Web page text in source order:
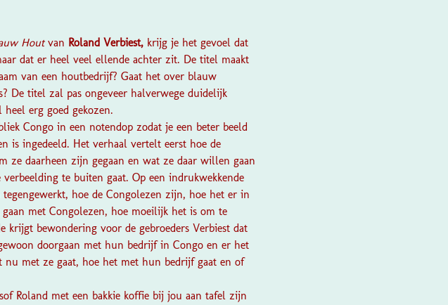
Hout van Roland Verbiest, krijg je het gevoel dat
dat er heel veel ellende achter zit. De titel maakt
van een houtbedrijf? Gaat het over blauw
De titel zal pas ongeveer halverwege duidelijk
erg goed gekozen.
Congo in een notendop zodat je een beter beeld
is ingedeeld. Het verhaal vertelt eerst hoe de
ze daarheen zijn gegaan en wat ze daar willen gaan
te buiten gaat. Op een indrukwekkende
hoe de Congolezen zijn, hoe het er in
met Congolezen, hoe moeilijk het is om te
bewondering voor de gebroeders Verbiest dat
doorgaan met hun bedrijf in Congo en er het
nu met ze gaat, hoe het met hun bedrijf gaat en of
Roland met een bakkie koffie bij jou aan tafel zijn